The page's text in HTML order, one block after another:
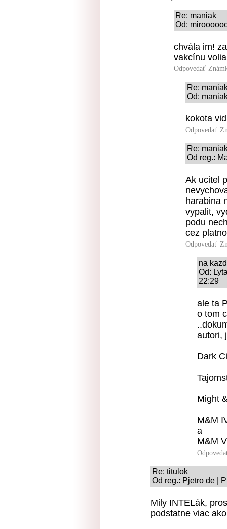
Re: maniak
Od:
chvála im!
vakcínu
Odpovedať
Re:
Od:
kokota
Odpovedať
Re:
Od reg.:
Ak ucitel
harabina
vypalit,
podu
cez
Odpovedať
na
Od:
22:29
ale ta
o tom
autori,
Dark
Might
M&M
a
M&M
Re: titulok
Od reg.: Pjetro de |
Mily INTELák,
podstatne viac